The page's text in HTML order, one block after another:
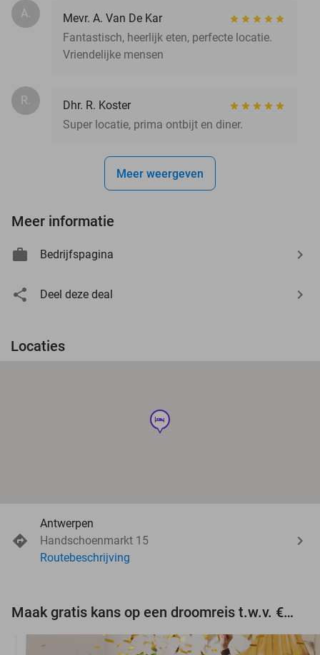
A.
Mevr. A. Van De Kar
Fantastisch, heerlijk eten, perfecte locatie.
Vriendelijke mensen
R.
Dhr. R. Koster
Super locatie, prima ontbijt en diner.
Meer weergeven
Meer informatie
Bedrijfspagina
Deel deze deal
Locaties
hotel
Antwerpen
Handschoenmarkt 15
Routebeschrijving
Maak gratis kans op een droomreis t.w.v. €3.000!